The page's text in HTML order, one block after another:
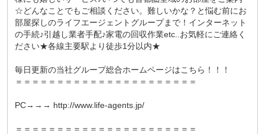
☆どんなことでもご相談ください。難しいかな？と悩む前にお
部屋探しのライフエージェントグループまで！インターネット
の手続♪引越し業者手配♪家電の回収作業etc..お気軽にご連絡く
ださい★各線主要駅より徒歩1分以内★
毎日更新の当社グループ総合ホームページはこちら！！！
＝＝＝＝＝＝＝＝＝＝＝＝＝＝＝＝＝＝＝＝＝＝
PC→→→ http://www.life-agents.jp/
＝＝＝＝＝＝＝＝＝＝＝＝＝＝＝＝＝＝＝＝＝＝